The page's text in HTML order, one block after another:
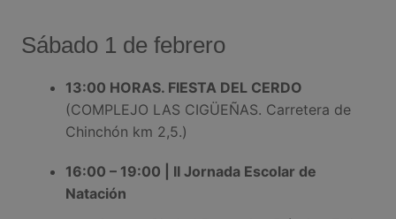
Sábado 1 de febrero
13:00 HORAS. FIESTA DEL CERDO
(COMPLEJO LAS CIGÜEÑAS. Carretera de
Chinchón km 2,5.)
16:00 – 19:00 | II Jornada Escolar de
Natación